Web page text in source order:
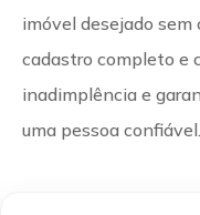
imóvel desejado sem
cadastro completo e
inadimplência e
uma pessoa confiável.